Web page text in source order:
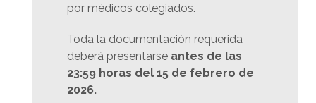
por médicos colegiados.
Toda la documentación requerida
deberá presentarse antes de las
23:59 horas del 15 de febrero de
2026.